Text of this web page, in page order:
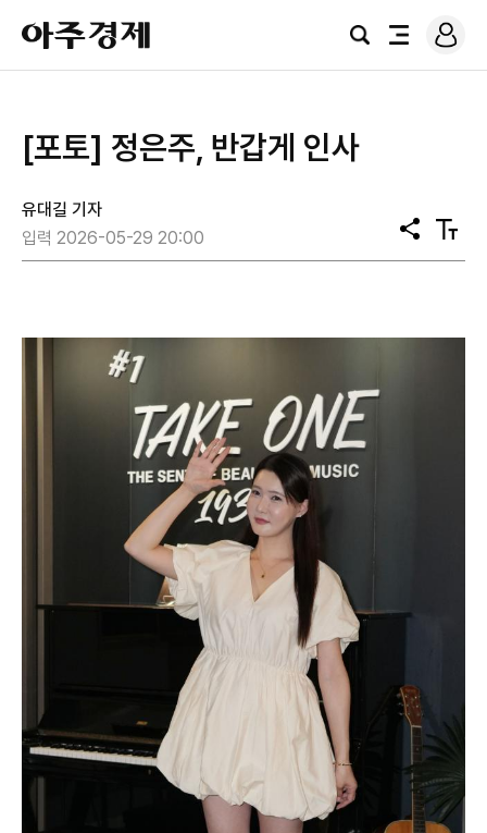
아
주
경
검
전
로
그
[포토] 정은주, 반갑게 인사
유대길 기자
입력 2026-05-29 20:00
공
유
텍
스